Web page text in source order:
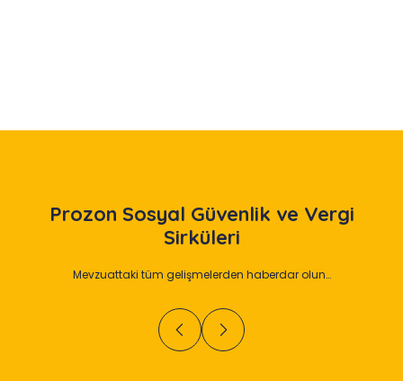
Prozon Sosyal Güvenlik ve Vergi
Sirküleri
Mevzuattaki tüm gelişmelerden haberdar olun…